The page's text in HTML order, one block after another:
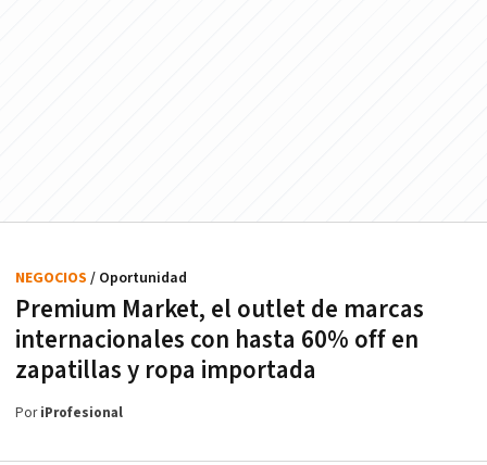
Premium Market, el outlet de marcas
internacionales con hasta 60% off en
zapatillas y ropa importada
NEGOCIOS / Oportunidad
PoriProfesional